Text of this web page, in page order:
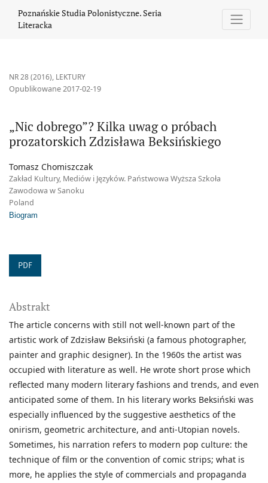
Poznańskie Studia Polonistyczne. Seria
Literacka
NR 28 (2016), LEKTURY
„Nic dobrego”? Kilka uwag o próbach
prozatorskich Zdzisława Beksińskiego
Opublikowane 2017-02-19
Tomasz Chomiszczak
Zakład Kultury, Mediów i Języków. Państwowa Wyższa Szkoła
Zawodowa w Sanoku
Poland
Biogram
PDF
Abstrakt
The article concerns with still not well-known part of the
artistic work of Zdzisław Beksiński (a famous photographer,
painter and graphic designer). In the 1960s the artist was
occupied with literature as well. He wrote short prose which
reflected many modern literary fashions and trends, and even
anticipated some of them. In his literary works Beksiński was
especially influenced by the suggestive aesthetics of the
onirism, geometric architecture, and anti-Utopian novels.
Sometimes, his narration refers to modern pop culture: the
technique of film or the convention of comic strips; what is
more, he applies the style of commercials and propaganda